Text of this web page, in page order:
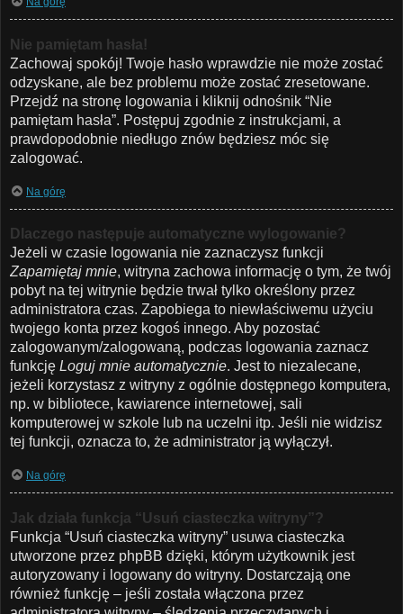
Nie pamiętam hasła!
Zachowaj spokój! Twoje hasło wprawdzie nie może zostać
odzyskane, ale bez problemu może zostać zresetowane.
Przejdź na stronę logowania i kliknij odnośnik “Nie
pamiętam hasła”. Postępuj zgodnie z instrukcjami, a
prawdopodobnie niedługo znów będziesz móc się
zalogować.
Na górę
Dlaczego następuje automatyczne wylogowanie?
Jeżeli w czasie logowania nie zaznaczysz funkcji
Zapamiętaj mnie, witryna zachowa informację o tym, że twój
pobyt na tej witrynie będzie trwał tylko określony przez
administratora czas. Zapobiega to niewłaściwemu użyciu
twojego konta przez kogoś innego. Aby pozostać
zalogowanym/zalogowaną, podczas logowania zaznacz
funkcję Loguj mnie automatycznie. Jest to niezalecane,
jeżeli korzystasz z witryny z ogólnie dostępnego komputera,
np. w bibliotece, kawiarence internetowej, sali
komputerowej w szkole lub na uczelni itp. Jeśli nie widzisz
tej funkcji, oznacza to, że administrator ją wyłączył.
Na górę
Jak działa funkcja “Usuń ciasteczka witryny”?
Funkcja “Usuń ciasteczka witryny” usuwa ciasteczka
utworzone przez phpBB dzięki, którym użytkownik jest
autoryzowany i logowany do witryny. Dostarczają one
również funkcję – jeśli została włączona przez